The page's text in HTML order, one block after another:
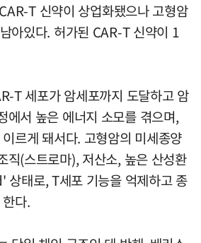
T 신약이 상업화됐으나 고형암
아있다. 허가된 CAR-T 신약이 1
T 세포가 암세포까지 도달하고 암
에서 높은 에너지 소모를 겪으며,
르게 돼서다. 고형암의 미세종양
직(스트로마), 저산소, 높은 산성환
태로, T세포 기능을 억제하고 종
다.